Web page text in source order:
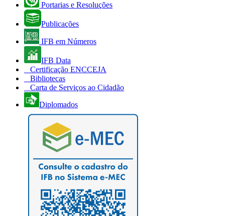
Portarias e Resoluções
Publicações
IFB em Números
IFB Data
Certificação ENCCEJA
Bibliotecas
Carta de Serviços ao Cidadão
Diplomados